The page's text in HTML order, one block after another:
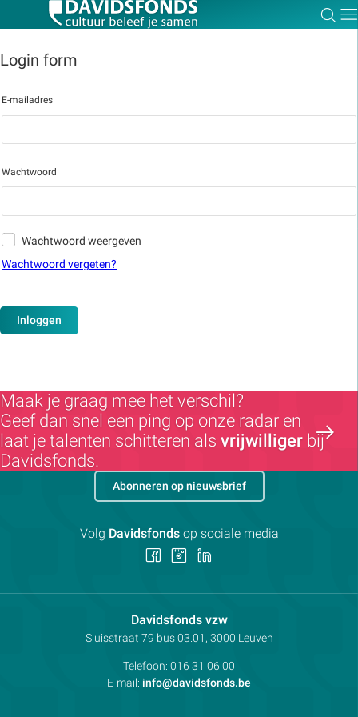
Login form
E-mailadres
Wachtwoord
Wachtwoord weergeven
Wachtwoord vergeten?
Inloggen
Maak je graag mee het verschil?
Geef dan snel een ping op onze radar en
laat je talenten schitteren als vrijwilliger bij
Davidsfonds.
Davidsfonds vzwContactpersoon:
Adres:
Sluisstraat 79 bus 03.01, 3000 Leuven
Telefoon: 016 31 06 00
E-mail: info@davidsfonds.be
Abonneren op nieuwsbrief
Volg Davidsfondsop sociale media
Volg Volg
Zoek:
Zoeken